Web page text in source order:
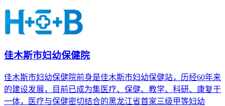
佳木斯市妇幼保健院
佳木斯市妇幼保健院前身是佳木斯市妇幼保健站，历经60年来
的建设发展，目前已成为集医疗、保健、教学、科研、康复于
一体，医疗与保健密切结合的黑龙江省首家三级甲等妇幼